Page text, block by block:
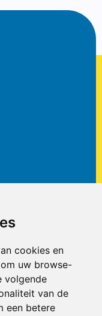
cookies en
uw browse-
volgende
van de
een betere